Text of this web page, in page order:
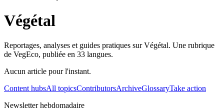
Végétal
Reportages, analyses et guides pratiques sur Végétal. Une rubrique
de VegEco, publiée en 33 langues.
Aucun article pour l'instant.
Content hubsAll topicsContributorsArchiveGlossaryTake action
Newsletter hebdomadaire